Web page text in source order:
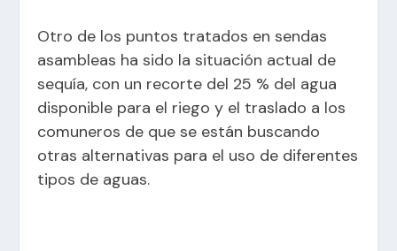
Otro de los puntos tratados en sendas
asambleas ha sido la situación actual de
sequía, con un recorte del 25 % del agua
disponible para el riego y el traslado a los
comuneros de que se están buscando
otras alternativas para el uso de diferentes
tipos de aguas.